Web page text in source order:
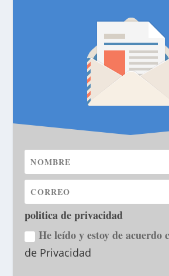
politica de privacidad
He leído y estoy de acuerdo
de Privacidad